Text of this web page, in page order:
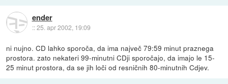
ender
::25. apr 2002, 19:09
ni nujno. CD lahko sporoča, da ima največ 79:59 minut praznega
prostora. zato nekateri 99-minutni CDji sporočajo, da imajo le 15-
25 minut prostora, da se jih loči od resničnih 80-minutnih Cdjev.